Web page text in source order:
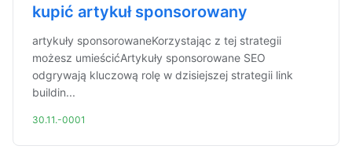
kupić artykuł sponsorowany
artykuły sponsorowaneKorzystając z tej strategii
możesz umieścićArtykuły sponsorowane SEO
odgrywają kluczową rolę w dzisiejszej strategii link
buildin...
30.11.-0001